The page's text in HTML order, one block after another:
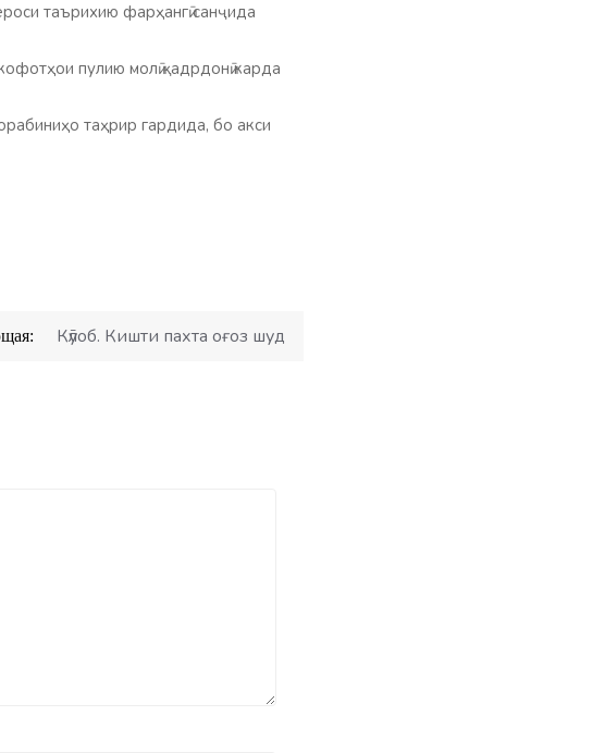
таърихию фарҳангӣ санҷида
пулию молӣ қадрдонӣ карда
таҳрир гардида, бо акси
Кӯлоб. Кишти пахта оғоз шуд